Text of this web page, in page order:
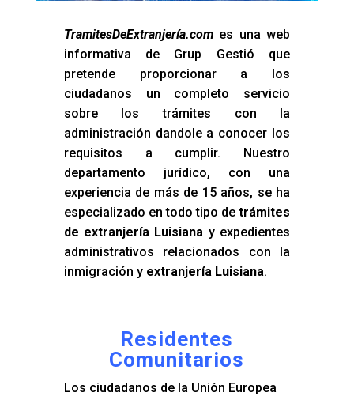
TramitesDeExtranjería.comes una web
informativa de Grup Gestió que
pretende proporcionar a los
ciudadanos un completo servicio
sobre los trámites con la
administración dandole a conocer los
requisitos a cumplir. Nuestro
departamento jurídico, con una
experiencia de más de 15 años, se ha
especializado en todo tipo detrámites
de extranjería Luisiana y expedientes
administrativos relacionados con la
inmigración y extranjería Luisiana.
Residentes
Comunitarios
Los ciudadanos de la Unión Europea